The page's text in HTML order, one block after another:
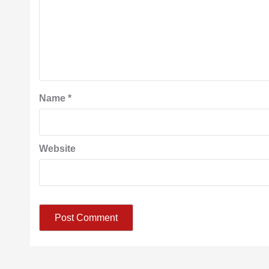
Name*
Website